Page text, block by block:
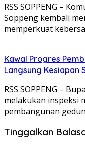
RSS SOPPENG –
Soppeng kembali
memperkuat
Kawal Progres
Langsung Kesiapan
RSS SOPPENG –
melakukan inspeksi
pembangunan
Tinggalkan